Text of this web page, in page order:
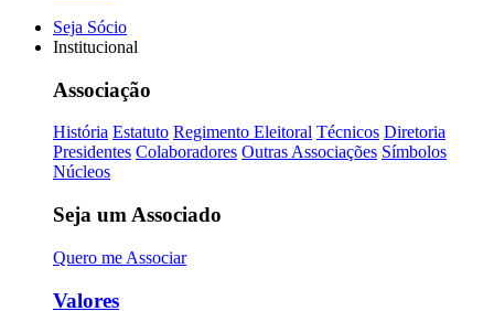
Seja Sócio
Institucional
Associação
História Estatuto Regimento Eleitoral Técnicos Diretoria
Presidentes Colaboradores Outras Associações Símbolos
Núcleos
Seja um Associado
Quero me Associar
Valores